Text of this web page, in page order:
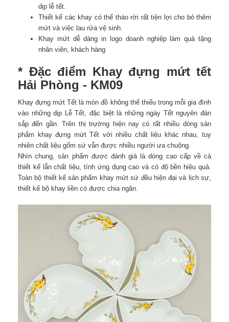
dịp lễ tết.
Thiết kế các khay có thể tháo rời rất tiện lợi cho bỏ thêm
mứt và việc lau rửa vệ sinh.
Khay mứt dễ dàng in logo doanh nghiệp làm quà tặng
nhân viên, khách hàng
* Đặc điểm Khay đựng mứt tết
Hải Phòng - KM09
Khay đựng mứt Tết là món đồ không thể thiếu trong mỗi gia đình
vào những dịp Lễ Tết, đặc biệt là những ngày Tết nguyên đán
sắp đến gần. Trên thị trường hiện nay có rất nhiều dòng sản
phẩm khay đựng mứt Tết với nhiều chất liệu khác nhau, tuy
nhiên chất liệu gốm sứ vẫn được nhiều người ưa chuộng.
Nhìn chung, sản phẩm được đánh giá là dòng cao cấp về cả
thiết kế lẫn chất liệu, tính ứng dụng cao và có độ bền hiệu quả.
Toàn bộ thiết kế sản phẩm khay mứt sứ đều hiện đại và lịch sự,
thiết kế bộ khay liền có được chia ngăn.